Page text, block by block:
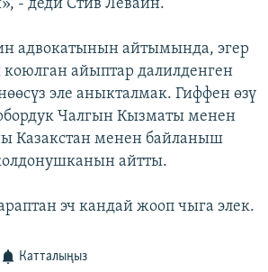
- деди Стив Левайн.
адвокатынын айтымында, эгер
айыптар далилденген
эле аныкталмак. Гиффен өзү
Чалгын Кызматы менен
Казакстан менен байланыш
айтты.
эч кандай жооп чыга элек.
Катталыңыз